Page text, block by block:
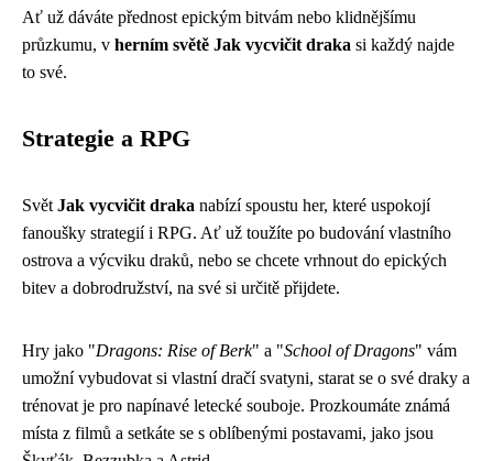
Ať už dáváte přednost epickým bitvám nebo klidnějšímu
průzkumu, v herním světě Jak vycvičit draka si každý najde
to své.
Strategie a RPG
Svět Jak vycvičit draka nabízí spoustu her, které uspokojí
fanoušky strategií i RPG. Ať už toužíte po budování vlastního
ostrova a výcviku draků, nebo se chcete vrhnout do epických
bitev a dobrodružství, na své si určitě přijdete.
Hry jako "Dragons: Rise of Berk" a "School of Dragons" vám
umožní vybudovat si vlastní dračí svatyni, starat se o své draky a
trénovat je pro napínavé letecké souboje. Prozkoumáte známá
místa z filmů a setkáte se s oblíbenými postavami, jako jsou